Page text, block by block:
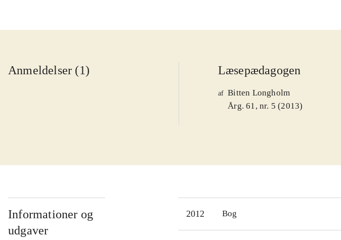
Anmeldelser (1) Læsepædagogen
af Bitten Longholm
Årg. 61, nr. 5 (2013)
Informationer og
udgaver
2012 Bog